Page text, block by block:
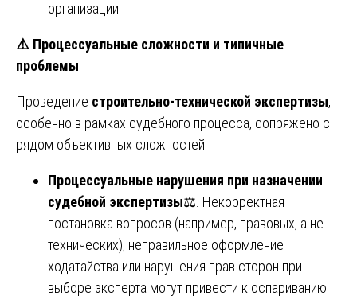
организации.
⚠️ Процессуальные сложности и типичные
проблемы
Проведение строительно-технической экспертизы,
особенно в рамках судебного процесса, сопряжено с
рядом объективных сложностей:
Процессуальные нарушения при назначении
судебной экспертизы⚖️. Некорректная
постановка вопросов (например, правовых, а не
технических), неправильное оформление
ходатайства или нарушения прав сторон при
выборе эксперта могут привести к оспариванию